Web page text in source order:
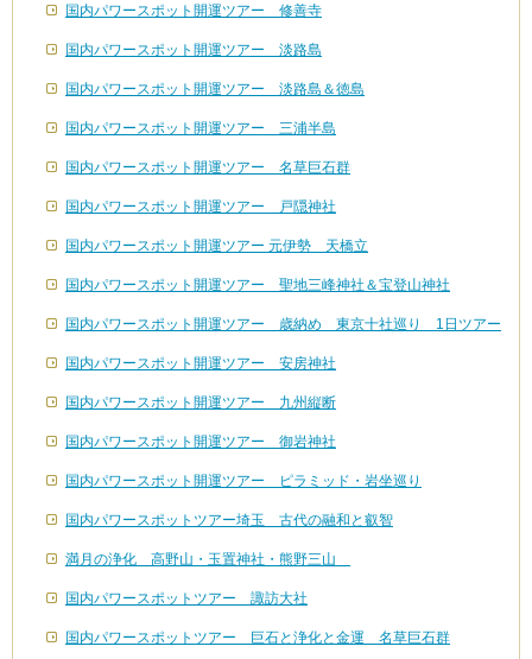
国内パワースポット開運ツアー 修善寺
国内パワースポット開運ツアー 淡路島
国内パワースポット開運ツアー 淡路島＆徳島
国内パワースポット開運ツアー 三浦半島
国内パワースポット開運ツアー 名草巨石群
国内パワースポット開運ツアー 戸隠神社
国内パワースポット開運ツアー 元伊勢 天橋立
国内パワースポット開運ツアー 聖地三峰神社＆宝登山神社
国内パワースポット開運ツアー 歳納め 東京十社巡り 1日ツアー
国内パワースポット開運ツアー 安房神社
国内パワースポット開運ツアー 九州縦断
国内パワースポット開運ツアー 御岩神社
国内パワースポット開運ツアー ピラミッド・岩坐巡り
国内パワースポットツアー埼玉 古代の融和と叡智
満月の浄化 高野山・玉置神社・熊野三山
国内パワースポットツアー 諏訪大社
国内パワースポットツアー 巨石と浄化と金運 名草巨石群